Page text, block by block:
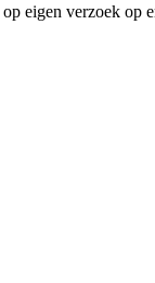
eigen verzoek op